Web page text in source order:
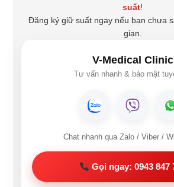
suất!
Đăng ký giữ suất ngay nếu bạn chưa
gian.
V-Medical Clinic
Tư vấn nhanh & bảo mật
Chat nhanh qua Zalo / Viber /
Gọi ngay: 0943 847